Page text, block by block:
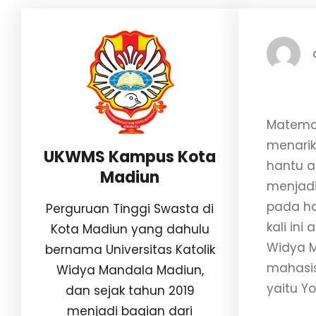
UKWMS Kampus Kota
Madiun
Perguruan Tinggi Swasta di
Kota Madiun yang dahulu
bernama Universitas Katolik
Widya Mandala Madiun,
dan sejak tahun 2019
menjadi bagian dari
hantu
pada
kali ini
Widya
yaitu